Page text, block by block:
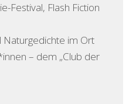
Festival, Flash Fiction
Naturgedichte im Ort
– dem „Club der